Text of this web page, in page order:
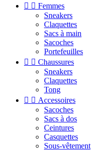
  Femmes
Sneakers
Claquettes
Sacs à main
Sacoches
Portefeuilles
  Chaussures
Sneakers
Claquettes
Tong
  Accessoires
Sacoches
Sacs à dos
Ceintures
Casquettes
Sous-vêtement